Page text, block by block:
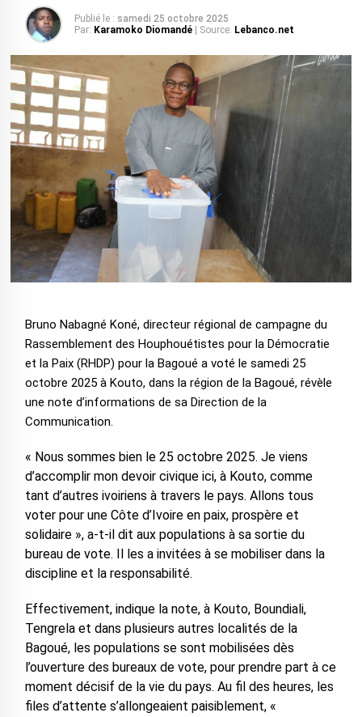
Publié le : samedi 25 octobre 2025
Par: Karamoko Diomandé | Source: Lebanco.net
Bruno Nabagné Koné, directeur régional de campagne du
Rassemblement des Houphouétistes pour la Démocratie
et la Paix (RHDP) pour la Bagoué a voté le samedi 25
octobre 2025 à Kouto, dans la région de la Bagoué, révèle
une note d’informations de sa Direction de la
Communication.
« Nous sommes bien le 25 octobre 2025. Je viens
d’accomplir mon devoir civique ici, à Kouto, comme
tant d’autres ivoiriens à travers le pays. Allons tous
voter pour une Côte d’Ivoire en paix, prospère et
solidaire », a-t-il dit aux populations à sa sortie du
bureau de vote. Il les a invitées à se mobiliser dans la
discipline et la responsabilité.
Effectivement, indique la note, à Kouto, Boundiali,
Tengrela et dans plusieurs autres localités de la
Bagoué, les populations se sont mobilisées dès
l’ouverture des bureaux de vote, pour prendre part à ce
moment décisif de la vie du pays. Au fil des heures, les
files d’attente s’allongeaient paisiblement, «